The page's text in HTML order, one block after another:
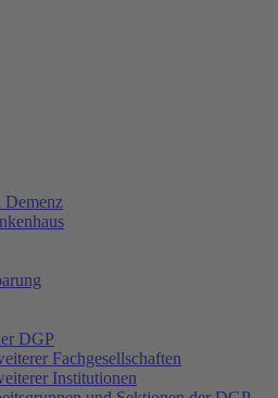
Demenz
DGP
Fachgesellschaften
Institutionen